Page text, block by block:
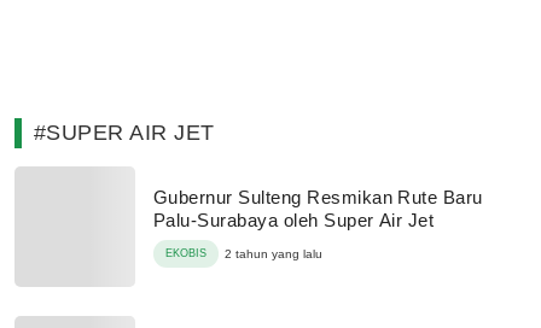
#SUPER AIR JET
Gubernur Sulteng Resmikan Rute Baru
Palu-Surabaya oleh Super Air Jet
EKOBIS 2 tahun yang lalu